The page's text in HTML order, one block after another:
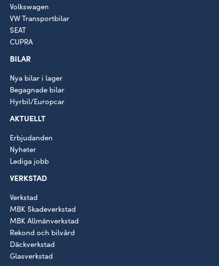
Volkswagen
VW Transportbilar
SEAT
CUPRA
BILAR
Nya bilar i lager
Begagnade bilar
Hyrbil/Europcar
AKTUELLT
Erbjudanden
Nyheter
Lediga jobb
VERKSTAD
Verkstad
MBK Skadeverkstad
MBK Allmänverkstad
Rekond och bilvård
Däckverkstad
Glasverkstad